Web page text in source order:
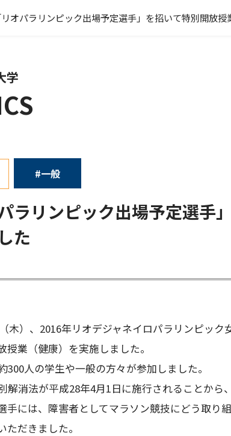
リオパラリンピック出場予定選手」を招いて特別開放
学
#一般
パラリンピック出場予定選
た
木）、2016年リオデジャネイロパラリンピッ
授業（健康）を実施しました。
300人の学生や一般の方々が参加しました。
解消法が平成28年4月1日に施行されることから
手には、障害者としてマラソン競技にどう取
ただきました。